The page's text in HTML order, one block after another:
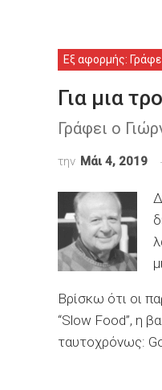
Εξ αφορμής:
Για μια
Γράφει ο
την Μάι 4, 2019
Βρίσκω ότι οι
“Slow Food”, η
ταυτοχρόνως: